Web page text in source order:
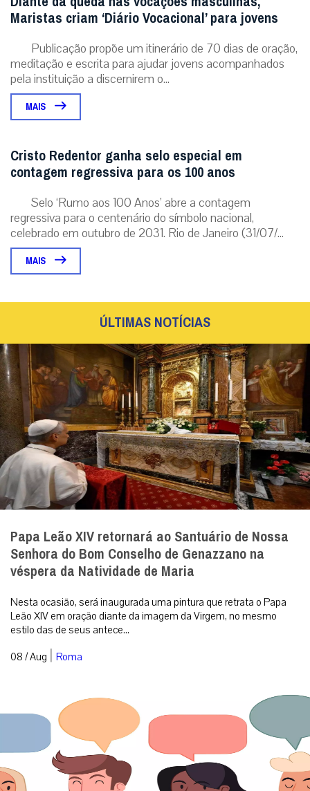
Maristas criam ‘Diário Vocacional’ para jovens
Publicação propõe um itinerário de 70 dias de oração,
meditação e escrita para ajudar jovens acompanhados
pela instituição a discernirem o...
MAIS
Cristo Redentor ganha selo especial em
contagem regressiva para os 100 anos
Selo ‘Rumo aos 100 Anos’ abre a contagem
regressiva para o centenário do símbolo nacional,
celebrado em outubro de 2031. Rio de Janeiro (31/07/...
MAIS
ÚLTIMAS NOTÍCIAS
Papa Leão XIV retornará ao Santuário de Nossa
Senhora do Bom Conselho de Genazzano na
véspera da Natividade de Maria
Nesta ocasião, será inaugurada uma pintura que retrata o Papa
Leão XIV em oração diante da imagem da Virgem, no mesmo
estilo das de seus antece...
08 / Aug | Roma